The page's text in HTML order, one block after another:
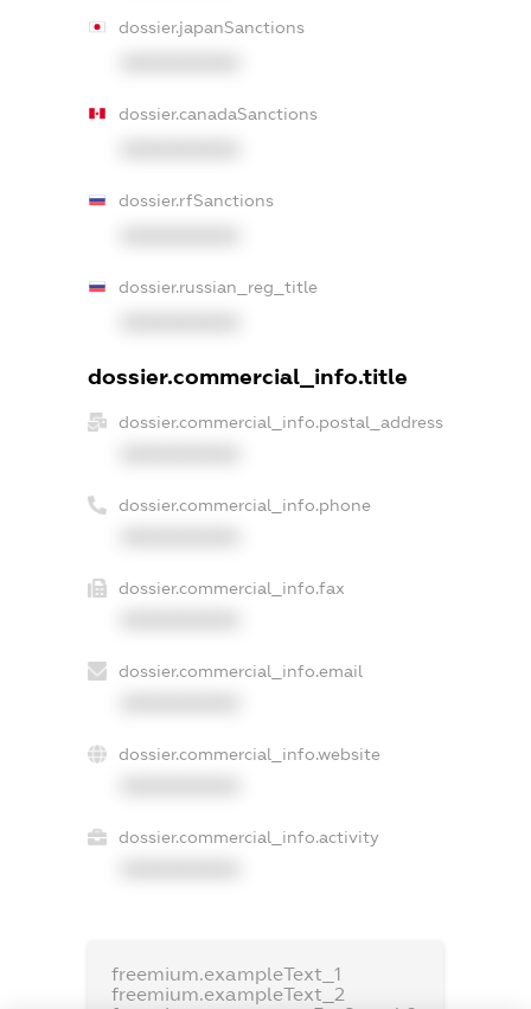
dossier.japanSanctions
dossier.canadaSanctions
dossier.rfSanctions
dossier.russian_reg_title
dossier.commercial_info.title
dossier.commercial_info.postal_address
dossier.commercial_info.phone
dossier.commercial_info.fax
dossier.commercial_info.email
dossier.commercial_info.website
dossier.commercial_info.activity
freemium.exampleText_1
freemium.exampleText_2